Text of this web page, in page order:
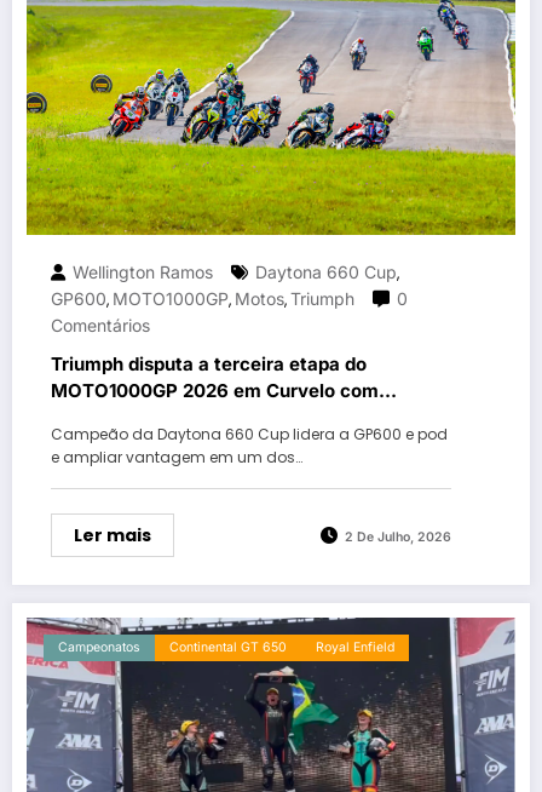
Wellington Ramos Daytona 660 Cup,
GP600, MOTO1000GP, Motos,Triumph
0
Comentários
Triumph disputa a terceira etapa do
MOTO1000GP 2026 em Curvelo com
Campeão da Daytona 660 Cup lidera a GP600 e pod
e ampliar vantagem em um dos…
Ler mais 2 De Julho, 2026
Campeonatos Continental GT 650 Royal Enfield